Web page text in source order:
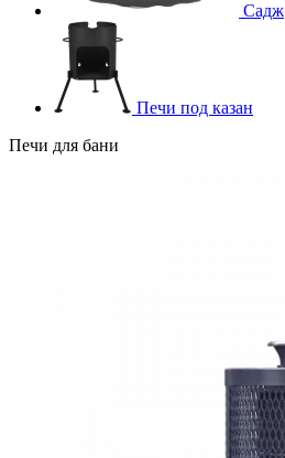
Садж
Печи под казан
Печи для бани